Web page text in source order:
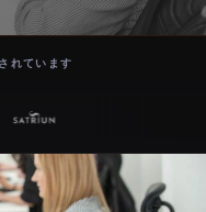
れています